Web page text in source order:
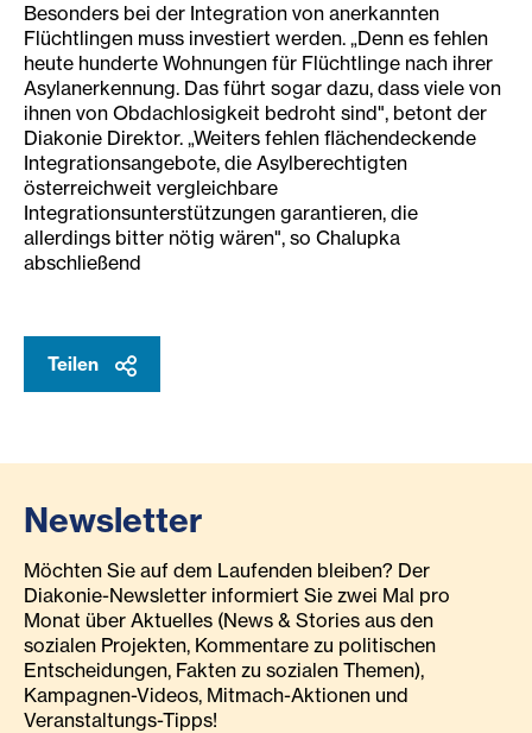
Besonders bei der Integration von anerkannten
Flüchtlingen muss investiert werden. „Denn es fehlen
heute hunderte Wohnungen für Flüchtlinge nach ihrer
Asylanerkennung. Das führt sogar dazu, dass viele von
ihnen von Obdachlosigkeit bedroht sind", betont der
Diakonie Direktor. „Weiters fehlen flächendeckende
Integrationsangebote, die Asylberechtigten
österreichweit vergleichbare
Integrationsunterstützungen garantieren, die
allerdings bitter nötig wären", so Chalupka
abschließend
Teilen
Newsletter
Möchten Sie auf dem Laufenden bleiben? Der
Diakonie-Newsletter informiert Sie zwei Mal pro
Monat über Aktuelles (News & Stories aus den
sozialen Projekten, Kommentare zu politischen
Entscheidungen, Fakten zu sozialen Themen),
Kampagnen-Videos, Mitmach-Aktionen und
Veranstaltungs-Tipps!